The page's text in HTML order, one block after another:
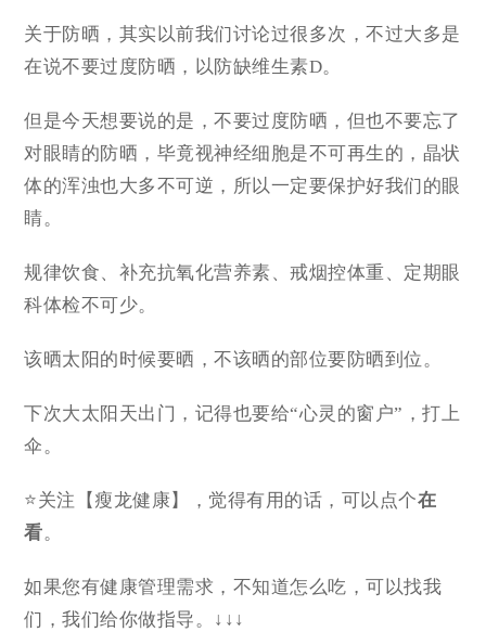
关于防晒，其实以前我们讨论过很多次，不过大多是
在说不要过度防晒，以防缺维生素D。
但是今天想要说的是，不要过度防晒，但也不要忘了
对眼睛的防晒，毕竟视神经细胞是不可再生的，晶状
体的浑浊也大多不可逆，所以一定要保护好我们的眼
睛。
规律饮食、补充抗氧化营养素、戒烟控体重、定期眼
科体检不可少。
该晒太阳的时候要晒，不该晒的部位要防晒到位。
下次大太阳天出门，记得也要给“心灵的窗户”，打上
伞。
⭐关注【瘦龙健康】，觉得有用的话，可以点个在
看。
如果您有健康管理需求，不知道怎么吃，可以找我
们，我们给你做指导。↓↓↓